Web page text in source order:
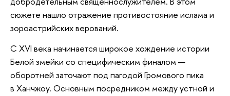
сюжете нашло отражение противостояние ислама и
зороастрийских верований.
С XVI века начинается широкое хождение истории
Белой змейки со специфическим финалом —
оборотней заточают под пагодой Громового пика
в Ханчжоу. Основным посредником между устной и